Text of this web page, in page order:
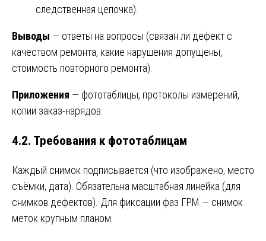
следственная цепочка).
Выводы — ответы на вопросы (связан ли дефект с
качеством ремонта, какие нарушения допущены,
стоимость повторного ремонта).
Приложения — фототаблицы, протоколы измерений,
копии заказ-нарядов.
4.2. Требования к фототаблицам
Каждый снимок подписывается (что изображено, место
съёмки, дата). Обязательна масштабная линейка (для
снимков дефектов). Для фиксации фаз ГРМ — снимок
меток крупным планом.